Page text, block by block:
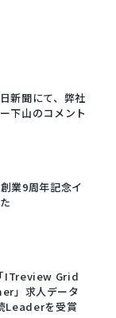
新聞にて、弊社
下山のコメント
業9周年記念イ
ITreview Grid
」求人データ
Leaderを受賞